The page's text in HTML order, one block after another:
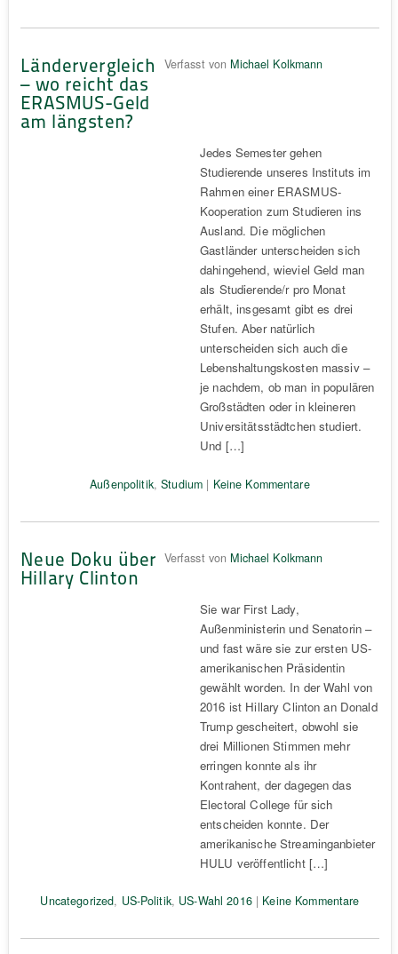
Ländervergleich
– wo reicht das
ERASMUS-Geld
am längsten?
Verfasst von Michael Kolkmann
Jedes Semester gehen
Studierende unseres Instituts im
Rahmen einer ERASMUS-
Kooperation zum Studieren ins
Ausland. Die möglichen
Gastländer unterscheiden sich
dahingehend, wieviel Geld man
als Studierende/r pro Monat
erhält, insgesamt gibt es drei
Stufen. Aber natürlich
unterscheiden sich auch die
Lebenshaltungskosten massiv –
je nachdem, ob man in populären
Großstädten oder in kleineren
Universitätsstädtchen studiert.
Und […]
Außenpolitik,Studium | Keine Kommentare
Neue Doku über
Hillary Clinton
Verfasst von Michael Kolkmann
Sie war First Lady,
Außenministerin und Senatorin –
und fast wäre sie zur ersten US-
amerikanischen Präsidentin
gewählt worden. In der Wahl von
2016 ist Hillary Clinton an Donald
Trump gescheitert, obwohl sie
drei Millionen Stimmen mehr
erringen konnte als ihr
Kontrahent, der dagegen das
Electoral College für sich
entscheiden konnte. Der
amerikanische Streaminganbieter
HULU veröffentlicht […]
Uncategorized, US-Politik, US-Wahl 2016| Keine Kommentare